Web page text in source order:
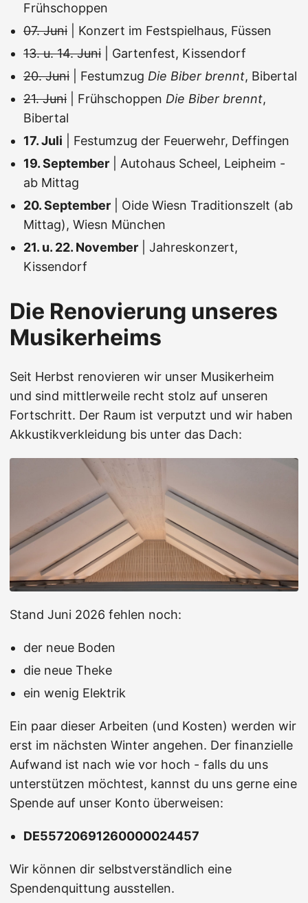
Frühschoppen
07. Juni | Konzert im Festspielhaus, Füssen
13. u. 14. Juni | Gartenfest, Kissendorf
20. Juni | Festumzug Die Biber brennt, Bibertal
21. Juni | Frühschoppen Die Biber brennt,
Bibertal
17. Juli | Festumzug der Feuerwehr, Deffingen
19. September | Autohaus Scheel, Leipheim -
ab Mittag
20. September | Oide Wiesn Traditionszelt (ab
Mittag), Wiesn München
21. u. 22. November | Jahreskonzert,
Kissendorf
Die Renovierung unseres
Musikerheims
Seit Herbst renovieren wir unser Musikerheim
und sind mittlerweile recht stolz auf unseren
Fortschritt. Der Raum ist verputzt und wir haben
Akkustikverkleidung bis unter das Dach:
Stand Juni 2026 fehlen noch:
der neue Boden
die neue Theke
ein wenig Elektrik
Ein paar dieser Arbeiten (und Kosten) werden wir
erst im nächsten Winter angehen. Der finanzielle
Aufwand ist nach wie vor hoch - falls du uns
unterstützen möchtest, kannst du uns gerne eine
Spende auf unser Konto überweisen:
DE55720691260000024457
Wir können dir selbstverständlich eine
Spendenquittung ausstellen.